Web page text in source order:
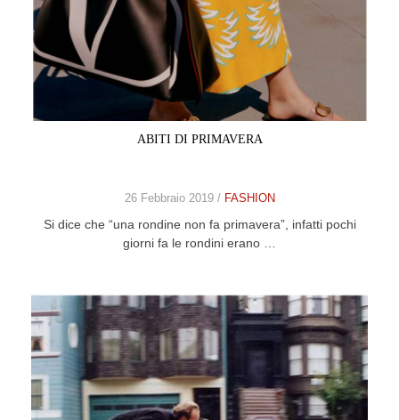
TRAVEL
PARTIES
CELEB
ARCHIVES
CONTACT
HOME
ABITI DI PRIMAVERA
26 Febbraio 2019 / FASHION
Si dice che “una rondine non fa primavera”, infatti pochi
giorni fa le rondini erano …